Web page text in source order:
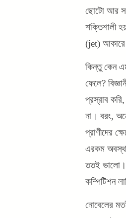
ছোটো আর সরু
শক্তিশালী
(jet) আকারে
কিন্তু কেন
ফেলে?
প্রস্রাব
না। বরং,
প্রাণীদের
এরকম
ততই ভালো।
কম্পিটিশন
নোবেলের